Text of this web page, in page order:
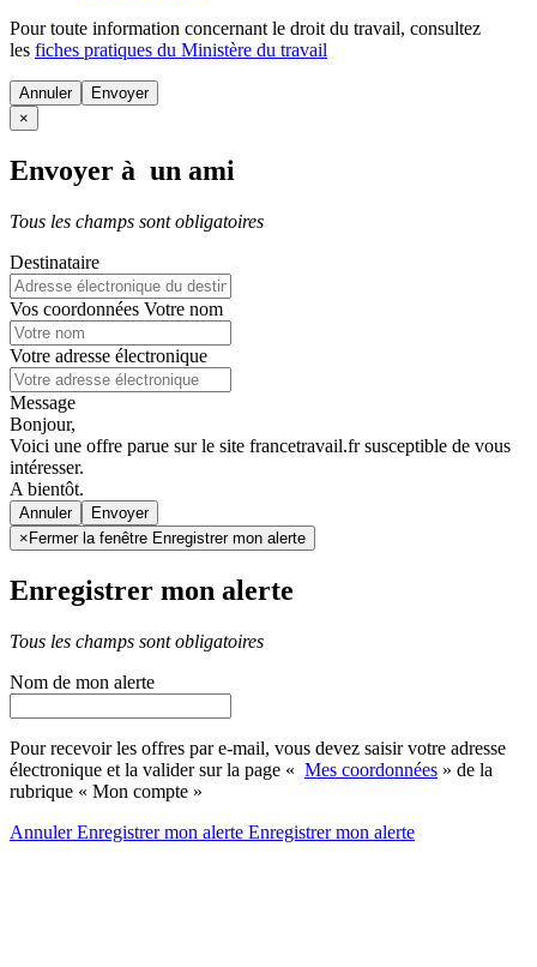
Pour toute information concernant le droit du travail, consultez
les fiches pratiques du Ministère du travail
Annuler
×
Envoyer à un ami
Tous les champs sont obligatoires
Destinataire
Vos coordonnées Votre nom
Votre adresse électronique
Message
Bonjour,
Voici une offre parue sur le site francetravail.fr susceptible de vous
intéresser.
A bientôt.
Annuler
× Fermer la fenêtre Enregistrer mon alerte
Enregistrer mon alerte
Tous les champs sont obligatoires
Nom de mon alerte
Pour recevoir les offres par e-mail, vous devez saisir votre adresse
électronique et la valider sur la page « Mes coordonnées » de la
rubrique « Mon compte »
AnnulerEnregistrer mon alerte Enregistrermon alerte